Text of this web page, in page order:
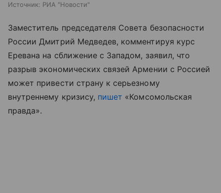
Источник: РИА "Новости"
Заместитель председателя Совета безопасности
России Дмитрий Медведев, комментируя курс
Еревана на сближение с Западом, заявил, что
разрыв экономических связей Армении с Россией
может привести страну к серьезному
внутреннему кризису, пишет «Комсомольская
правда».